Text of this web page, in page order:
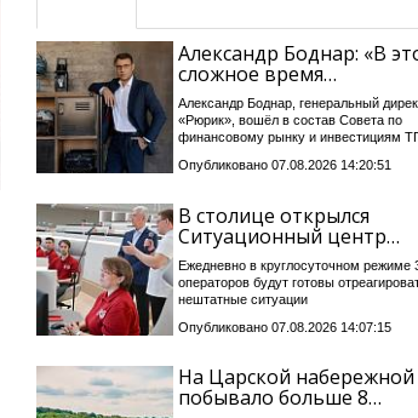
Александр Боднар: «В
сложное время…
Александр Боднар, генеральный
«Рюрик», вошёл в состав Совета по
финансовому рынку и инвестициям
Опубликовано 07.08.2026 14:20:51
В столице открылся
Ситуационный центр…
Ежедневно в круглосуточном режиме
операторов будут готовы
нештатные ситуации
Опубликовано 07.08.2026 14:07:15
На Царской набережной
побывало больше 8…